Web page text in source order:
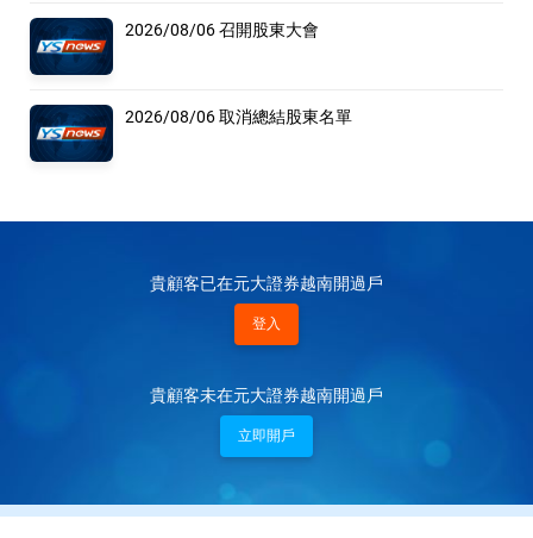
2026/08/06 召開股東大會
2026/08/06 取消總結股東名單
貴顧客已在元大證券越南開過戶
登入
貴顧客未在元大證券越南開過戶
立即開戶